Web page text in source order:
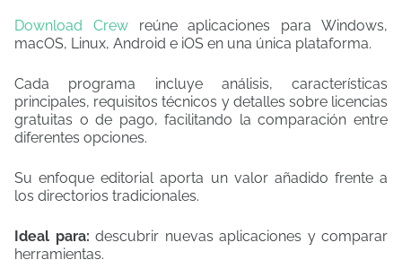
Download Crewreúne aplicaciones para Windows,
macOS, Linux, Android e iOS en una única plataforma.
Cada programa incluye análisis, características
principales, requisitos técnicos y detalles sobre licencias
gratuitas o de pago, facilitando la comparación entre
diferentes opciones.
Su enfoque editorial aporta un valor añadido frente a
los directorios tradicionales.
Ideal para: descubrir nuevas aplicaciones y comparar
herramientas.